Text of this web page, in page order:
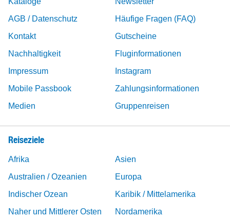
AGB / Datenschutz
Häufige Fragen (FAQ)
Kontakt
Gutscheine
Nachhaltigkeit
Fluginformationen
Impressum
Instagram
Mobile Passbook
Zahlungsinformationen
Medien
Gruppenreisen
Reiseziele
Afrika
Asien
Australien / Ozeanien
Europa
Indischer Ozean
Karibik / Mittelamerika
Naher und Mittlerer Osten
Nordamerika